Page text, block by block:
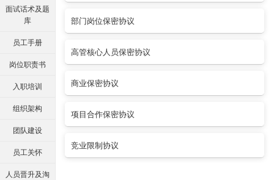
面试话术及题
库
员工手册
岗位职责书
入职培训
组织架构
团队建设
员工关怀
人员晋升及淘
部门岗位保密协议
高管核心人员保密协议
商业保密协议
项目合作保密协议
竞业限制协议